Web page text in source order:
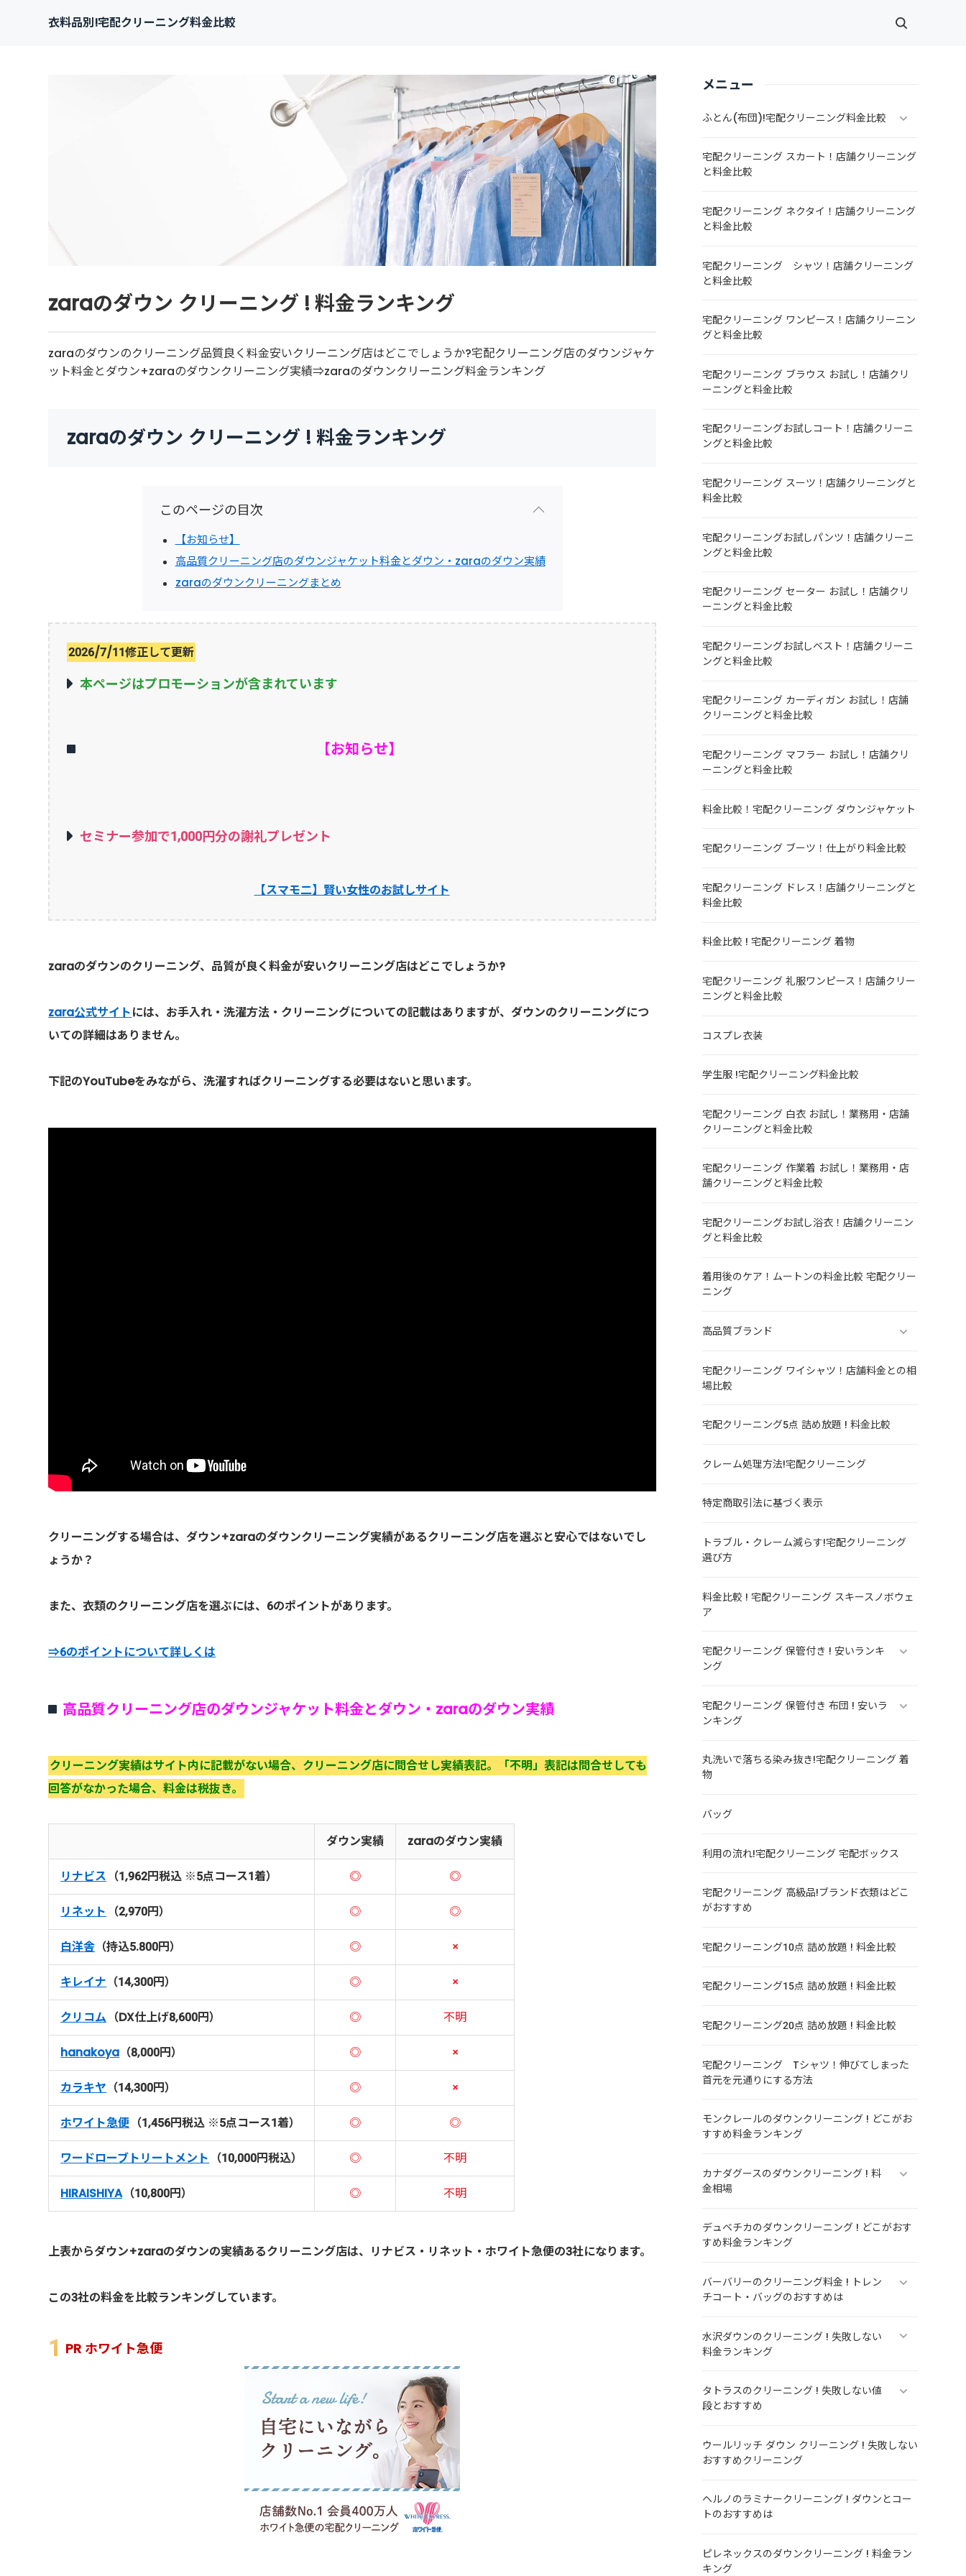
衣料品別!宅配クリーニング料金比較
zaraのダウン クリーニング ! 料金ランキング
zaraのダウンのクリーニング品質良く料金安いクリーニング店はどこでしょうか?宅配クリーニング店のダウンジャケ
ット料金とダウン+zaraのダウンクリーニング実績⇒zaraのダウンクリーニング料金ランキング
zaraのダウン クリーニング ! 料金ランキング
このページの目次
【お知らせ】
高品質クリーニング店のダウンジャケット料金とダウン・zaraのダウン実績
zaraのダウンクリーニングまとめ
2026/7/11修正して更新
本ページはプロモーションが含まれています
【お知らせ】
セミナー参加で1,000円分の謝礼プレゼント
【スマモ二】賢い女性のお試しサイト
zaraのダウンのクリーニング、品質が良く料金が安いクリーニング店はどこでしょうか?
zara公式サイトには、お手入れ・洗濯方法・クリーニングについての記載はありますが、ダウンのクリーニングにつ
いての詳細はありません。
下記のYouTubeをみながら、洗濯すればクリーニングする必要はないと思います。
クリーニングする場合は、ダウン+zaraのダウンクリーニング実績があるクリーニング店を選ぶと安心ではないでし
ょうか？
また、衣類のクリーニング店を選ぶには、6のポイントがあります。
⇒6のポイントについて詳しくは
高品質クリーニング店のダウンジャケット料金とダウン・zaraのダウン実績
クリーニング実績はサイト内に記載がない場合、クリーニング店に問合せし実績表記。「不明」表記は問合せしても
回答がなかった場合、料金は税抜き。
ダウン実績 zaraのダウン実績
リナビス （1,962円税込 ※5点コース1着） ◎ ◎
リネット （2,970円） ◎ ◎
白洋舎 （持込5.800円） ◎ ×
キレイナ （14,300円） ◎ ×
クリコム （DX仕上げ8,600円） ◎ 不明
hanakoya （8,000円） ◎ ×
カラキヤ （14,300円） ◎ ×
ホワイト急便 （1,456円税込 ※5点コース1着） ◎ ◎
ワードローブトリートメント （10,000円税込） ◎ 不明
HIRAISHIYA （10,800円） ◎ 不明
上表からダウン+zaraのダウンの実績あるクリーニング店は、リナビス・リネット・ホワイト急便の3社になります。
この3社の料金を比較ランキングしています。
PR ホワイト急便
メニュー
ふとん(布団)!宅配クリーニング料金比較
宅配クリーニング スカート！店舗クリーニング
と料金比較
宅配クリーニング ネクタイ！店舗クリーニング
と料金比較
宅配クリーニング シャツ！店舗クリーニング
と料金比較
宅配クリーニング ワンピース！店舗クリーニン
グと料金比較
宅配クリーニング ブラウス お試し！店舗クリ
ーニングと料金比較
宅配クリーニングお試しコート！店舗クリーニ
ングと料金比較
宅配クリーニング スーツ！店舗クリーニングと
料金比較
宅配クリーニングお試しパンツ！店舗クリーニ
ングと料金比較
宅配クリーニング セーター お試し！店舗クリ
ーニングと料金比較
宅配クリーニングお試しベスト！店舗クリーニ
ングと料金比較
宅配クリーニング カーディガン お試し！店舗
クリーニングと料金比較
宅配クリーニング マフラー お試し！店舗クリ
ーニングと料金比較
料金比較！宅配クリーニング ダウンジャケット
宅配クリーニング ブーツ！仕上がり料金比較
宅配クリーニング ドレス！店舗クリーニングと
料金比較
料金比較 ! 宅配クリーニング 着物
宅配クリーニング 礼服ワンピース！店舗クリー
ニングと料金比較
コスプレ衣装
学生服 !宅配クリーニング料金比較
宅配クリーニング 白衣 お試し！業務用・店舗
クリーニングと料金比較
宅配クリーニング 作業着 お試し！業務用・店
舗クリーニングと料金比較
宅配クリーニングお試し浴衣！店舗クリーニン
グと料金比較
着用後のケア！ムートンの料金比較 宅配クリー
ニング
高品質ブランド
宅配クリーニング ワイシャツ！店舗料金との相
場比較
宅配クリーニング5点 詰め放題 ! 料金比較
クレーム処理方法!宅配クリーニング
特定商取引法に基づく表示
トラブル・クレーム減らす!宅配クリーニング
選び方
料金比較 ! 宅配クリーニング スキースノボウェ
ア
宅配クリーニング 保管付き ! 安いランキ
ング
宅配クリーニング 保管付き 布団 ! 安いラ
ンキング
丸洗いで落ちる染み抜き!宅配クリーニング 着
物
バッグ
利用の流れ!宅配クリーニング 宅配ボックス
宅配クリーニング 高級品!ブランド衣類はどこ
がおすすめ
宅配クリーニング10点 詰め放題 ! 料金比較
宅配クリーニング15点 詰め放題 ! 料金比較
宅配クリーニング20点 詰め放題 ! 料金比較
宅配クリーニング Tシャツ！伸びてしまった
首元を元通りにする方法
モンクレールのダウンクリーニング ! どこがお
すすめ料金ランキング
カナダグースのダウンクリーニング ! 料
金相場
デュベチカのダウンクリーニング ! どこがおす
すめ料金ランキング
バーバリーのクリーニング料金 ! トレン
チコート・バッグのおすすめは
水沢ダウンのクリーニング ! 失敗しない
料金ランキング
タトラスのクリーニング ! 失敗しない値
段とおすすめ
ウールリッチ ダウン クリーニング ! 失敗しない
おすすめクリーニング
ヘルノのラミナークリーニング ! ダウンとコー
トのおすすめは
ピレネックスのダウンクリーニング ! 料金ラン
キング